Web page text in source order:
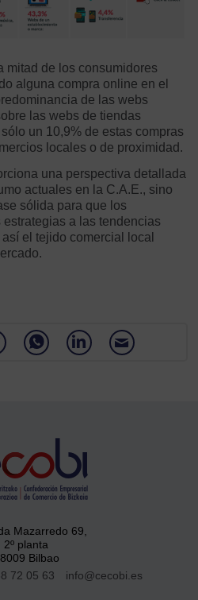
mitad de los consumidores
alguna compra online en el
de las webs
las webs de tiendas
un 10,9% de estas compras
locales o de proximidad.
una perspectiva detallada
actuales en la C.A.E., sino
sólida para que los
a las tendencias
el tejido comercial local
Mazarredo 69,
2º planta
Bilbao
72 05 63 info@cecobi.es